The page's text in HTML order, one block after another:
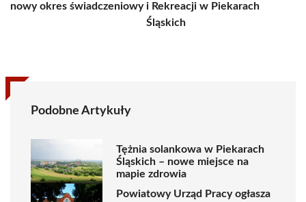
nowy okres świadczeniowy i Rekreacji w Piekarach
Śląskich
Podobne Artykuły
Tężnia solankowa w Piekarach
Śląskich – nowe miejsce na
mapie zdrowia
Powiatowy Urząd Pracy ogłasza